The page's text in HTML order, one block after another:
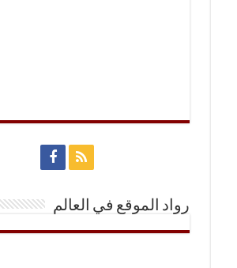
رواد الموقع في العالم